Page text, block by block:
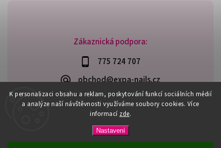
K personalizaci obsahu a reklam, poskytování funkcí sociálních médií
a analýze naší návštěvnosti využíváme soubory cookies. Více
informací zde.
Nastavení
Zákaznická podpora:
775 724 707
obchod@expa-nails.cz
Expanails.cz. Všechna práva vyhrazena.
Upravit nastavení cookies